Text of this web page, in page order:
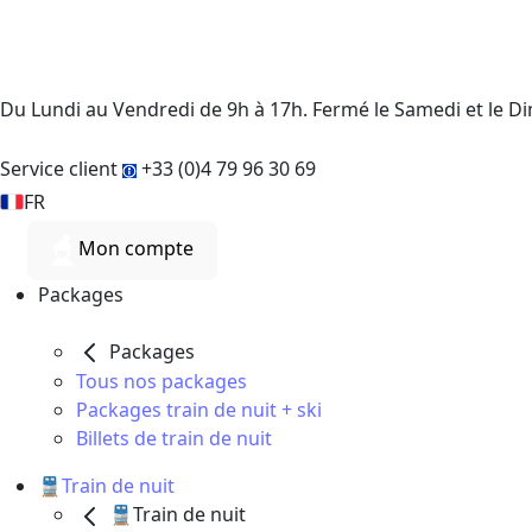
Du Lundi au Vendredi de 9h à 17h. Fermé le Samedi et le
Service client
+33 (0)4 79 96 30 69
FR
Mon compte
Packages
Packages
Tous nos packages
Packages train de nuit + ski
Billets de train de nuit
🚆Train de nuit
🚆Train de nuit